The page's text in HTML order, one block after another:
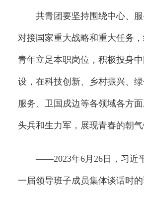
共青团要坚持围绕中心、服
对接国家重大战略和重大任务
青年立足本职岗位，积极投身
设，在科技创新、乡村振兴、
服务、卫国戍边等各领域各方
头兵和生力军，展现青春的朝气
——2023年6月26日，习近
一届领导班子成员集体谈话时